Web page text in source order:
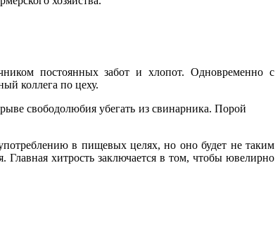
постоянных забот и хлопот. Одновременно с
коллега по цеху.
свободолюбия убегать из свинарника. Порой
в пищевых целях, но оно будет не таким
Главная хитрость заключается в том, чтобы ювелирно